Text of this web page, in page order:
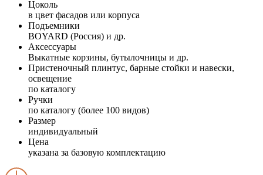
Цоколь
в цвет фасадов или корпуса
Подъемники
BOYARD (Россия) и др.
Аксессуары
Выкатные корзины, бутылочницы и др.
Пристеночный плинтус, барные стойки и навески,
освещение
по каталогу
Ручки
по каталогу (более 100 видов)
Размер
индивидуальный
Цена
указана за базовую комплектацию